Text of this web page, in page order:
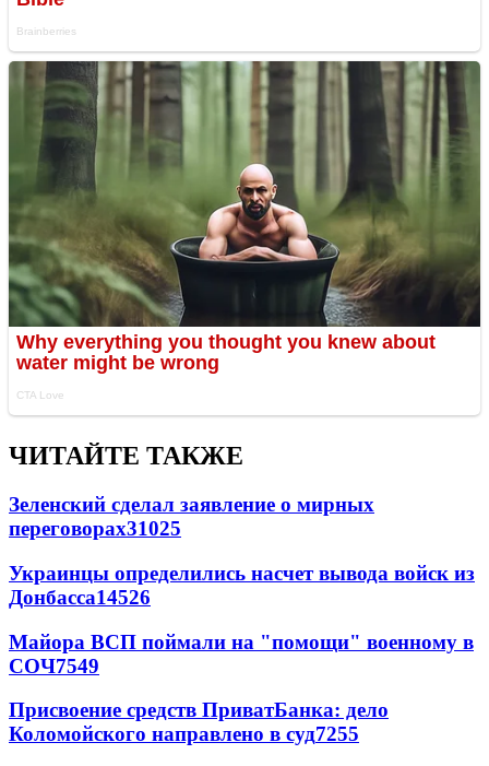
ЧИТАЙТЕ ТАКЖЕ
Зеленский сделал заявление о мирных
переговорах31025
Украинцы определились насчет вывода войск из
Донбасса14526
Майора ВСП поймали на "помощи" военному в
СОЧ7549
Присвоение средств ПриватБанка: дело
Коломойского направлено в суд7255